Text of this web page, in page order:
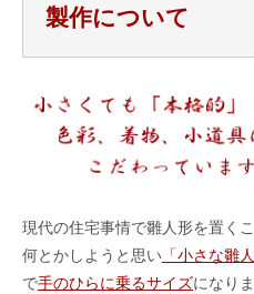
製作について
現代の住宅事情で雛人形を置く
何とかしようと思い 「小さな雛人
で手のひらに乗るサイズになりま